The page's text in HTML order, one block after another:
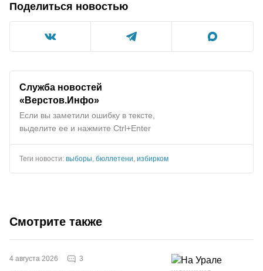
Поделиться новостью
Служба новостей
«Верстов.Инфо»
Если вы заметили ошибку в тексте,
выделите ее и нажмите Ctrl+Enter
Теги новости: выборы, бюллетени, избирком
Смотрите также
4 августа 2026 3